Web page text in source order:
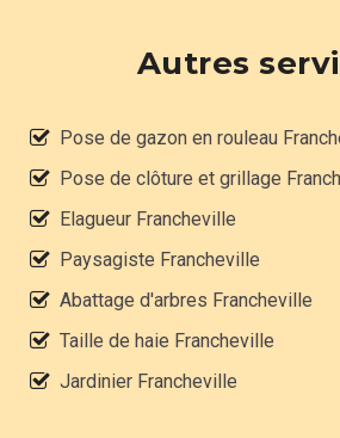
Autres
Pose de gazon en rouleau
Pose de clôture et grillage
Elagueur Francheville
Paysagiste Francheville
Abattage d'arbres Francheville
Taille de haie Francheville
Jardinier Francheville